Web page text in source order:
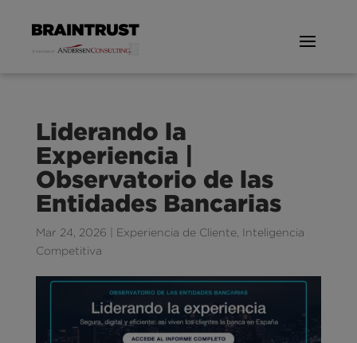
Liderando la
Experiencia |
Observatorio de las
Entidades Bancarias
Mar 24, 2026 Experiencia de Cliente, Inteligencia
Competitiva